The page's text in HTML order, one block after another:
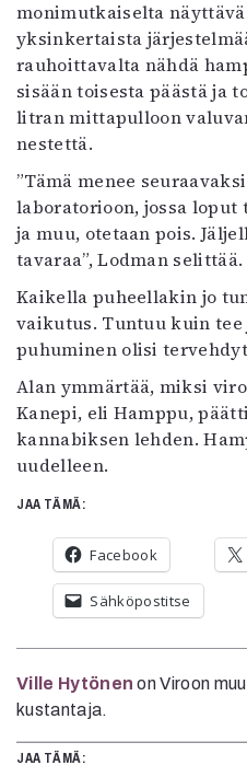
monimutkaiselta
yksinkertaista
rauhoittavalta nähdä
sisään toisesta päästä ja
litran mittapulloon
nestettä.
”Tämä menee
laboratorioon, jossa
ja muu, otetaan pois.
tavaraa”, Lodman selittää.
Kaikella puheellakin jo
vaikutus. Tuntuu kuin tee
puhuminen olisi
Alan ymmärtää, miksi
Kanepi, eli Hamppu,
kannabiksen lehden.
uudelleen.
JAA TÄMÄ:
Facebook
Sähköpostitse
Ville Hytönen on Viroon
kustantaja.
JAA TÄMÄ: